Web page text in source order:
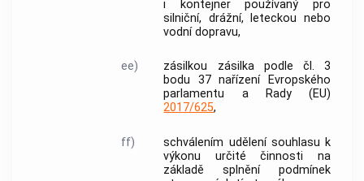
i kontejner používaný pro
silniční, drážní, leteckou nebo
vodní dopravu,
ee) zásilkou zásilkapodle čl. 3
bodu 37 nařízení Evropského
parlamentu a Rady (EU)
2017/625,
ff) schválením udělení souhlasu k
výkonu určité činnosti na
základě splnění podmínek